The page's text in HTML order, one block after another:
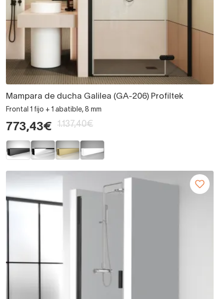
Mampara de ducha Galilea (GA-206) Profiltek
Frontal 1 fijo + 1 abatible, 8 mm
773,43€ 1.137,40€